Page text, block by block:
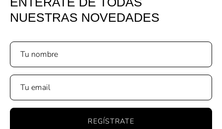
NUESTRAS NOVEDADES
REGÍSTRATE